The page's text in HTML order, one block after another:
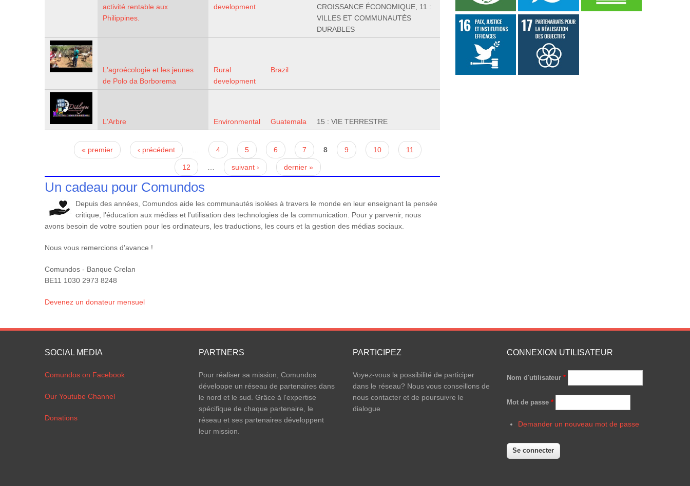
activité rentable aux
Philippines.
development
CROISSANCE ÉCONOMIQUE, 11 :
VILLES ET COMMUNAUTÉS
DURABLES
L'agroécologie et les jeunes
de Polo da Borborema
Rural
development
Brazil
L'Arbre Environmental Guatemala 15 : VIE TERRESTRE
Pages « premier ‹ précédent 4 5 6 7 8 9 10 11
12 suivant › dernier »
Un cadeau pour Comundos
Depuis des années, Comundos aide les communautés isolées à travers le monde en leur enseignant la pensée
critique, l'éducation aux médias et l'utilisation des technologies de la communication. Pour y parvenir, nous
avons besoin de votre soutien pour les ordinateurs, les traductions, les cours et la gestion des médias sociaux.
Nous vous remercions d’avance !
Comundos - Banque Crelan
BE11 1030 2973 8248
Devenez un donateur mensuel
SOCIAL MEDIA
Comundos on Facebook
Our Youtube Channel
Donations
PARTNERS
Pour réaliser sa mission, Comundos
développe un réseau de partenaires dans
le nord et le sud. Grâce à l'expertise
spécifique de chaque partenaire, le
réseau et ses partenaires développent
leur mission.
PARTICIPEZ
Voyez-vous la possibilité de participer
dans le réseau? Nous vous conseillons de
nous contacter et de poursuivre le
dialogue
CONNEXION UTILISATEUR
Nom d'utilisateur *
Mot de passe *
Demander un nouveau mot de passe